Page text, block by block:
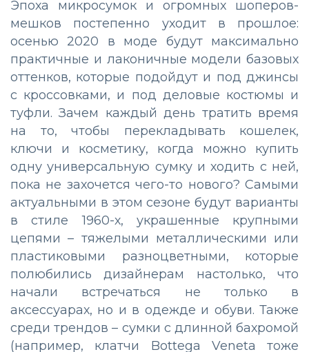
Эпоха микросумок и огромных шоперов-
мешков постепенно уходит в прошлое:
осенью 2020 в моде будут максимально
практичные и лаконичные модели базовых
оттенков, которые подойдут и под джинсы
с кроссовками, и под деловые костюмы и
туфли. Зачем каждый день тратить время
на то, чтобы перекладывать кошелек,
ключи и косметику, когда можно купить
одну универсальную сумку и ходить с ней,
пока не захочется чего-то нового? Самыми
актуальными в этом сезоне будут варианты
в стиле 1960-х, украшенные крупными
цепями – тяжелыми металлическими или
пластиковыми разноцветными, которые
полюбились дизайнерам настолько, что
начали встречаться не только в
аксессуарах, но и в одежде и обуви. Также
среди трендов – сумки с длинной бахромой
(например, клатчи Bottega Veneta тоже